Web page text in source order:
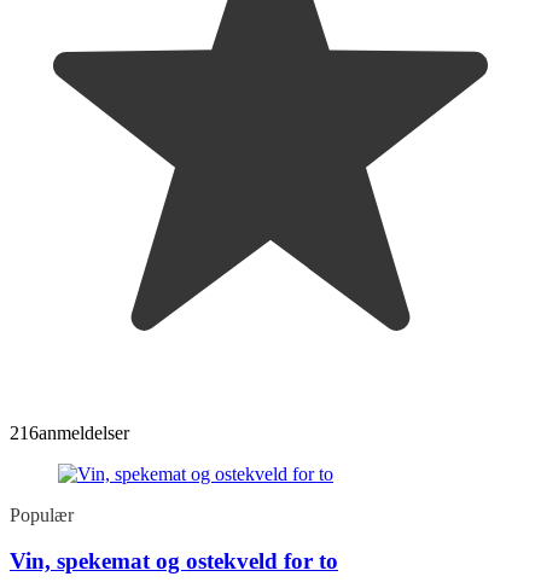
216anmeldelser
Populær
Vin, spekemat og ostekveld for to